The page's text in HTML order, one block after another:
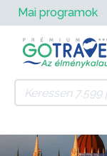
Mai programok